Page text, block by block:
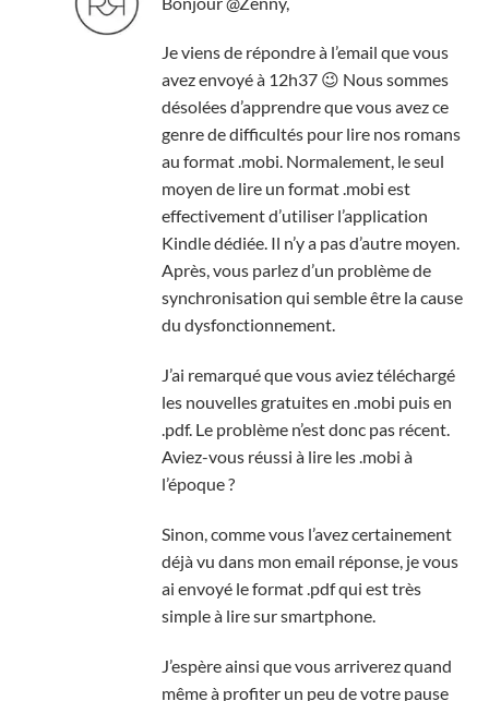
Je viens de répondre à l’email que vous
avez envoyé à 12h37 😉 Nous sommes
désolées d’apprendre que vous avez ce
genre de difficultés pour lire nos romans
au format .mobi. Normalement, le seul
moyen de lire un format .mobi est
effectivement d’utiliser l’application
Kindle dédiée. Il n’y a pas d’autre moyen.
Après, vous parlez d’un problème de
synchronisation qui semble être la cause
du dysfonctionnement.
J’ai remarqué que vous aviez téléchargé
les nouvelles gratuites en .mobi puis en
.pdf. Le problème n’est donc pas récent.
Aviez-vous réussi à lire les .mobi à
l’époque ?
Sinon, comme vous l’avez certainement
déjà vu dans mon email réponse, je vous
ai envoyé le format .pdf qui est très
simple à lire sur smartphone.
J’espère ainsi que vous arriverez quand
même à profiter un peu de votre pause